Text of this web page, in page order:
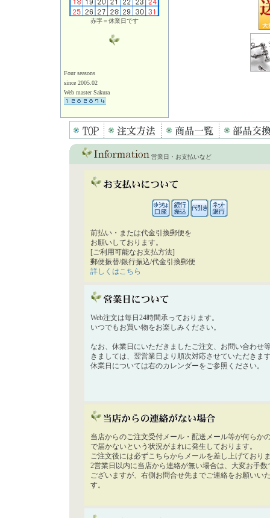
赤字＝休業日です
Four seasons
since 2005.02
Web master Sakura
営業日・お支払いなど
前払い・または代金引換郵便を
お願いしております。
[ご利用可能なお支払方法]
郵便振替/銀行振込/代金引換郵便
詳しくはこちら
Web注文は毎日24時間承っております。
いつでもお買い物をお楽しみください。
なお、休業日にいただきましたご注文、お問い合わせ
きましては、翌営業日より順次対応させていただきま
休業日については右のカレンダーをご参照ください。
当店からのご注文受付メール・配送メール等が何らか
で届かないという状況がまれに発生しております。
ご注文後には必ずこちらからメールを差し上げており
2営業日以内に当店から連絡が無い場合は、大変お手数
ございますが、右側お問合せ先までご連絡をお願いい
す。